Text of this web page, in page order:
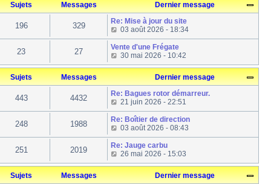
Sujets Messages Dernier message
196 329
Re: Mise à jour du site
C
o
n
s
u
l
t
e
r
e
d
e
r
n
e
r
m
03 août 2026 - 18:34
23 27
Vente d'une Frégate
C
o
n
s
l
e
r
e
d
e
r
n
i
30 mai 2026 - 10:42
Sujets Messages Dernier message
443 4432
Re: Bagues rotor démarreur.
C
o
n
s
u
l
r
l
21 juin 2026 - 22:51
248 1988
Re: Boîtier de direction
C
o
n
s
u
l
t
03 août 2026 - 08:43
251 2019
Re: Jauge carbu
C
o
n
s
26 mai 2026 - 15:03
Sujets Messages Dernier message